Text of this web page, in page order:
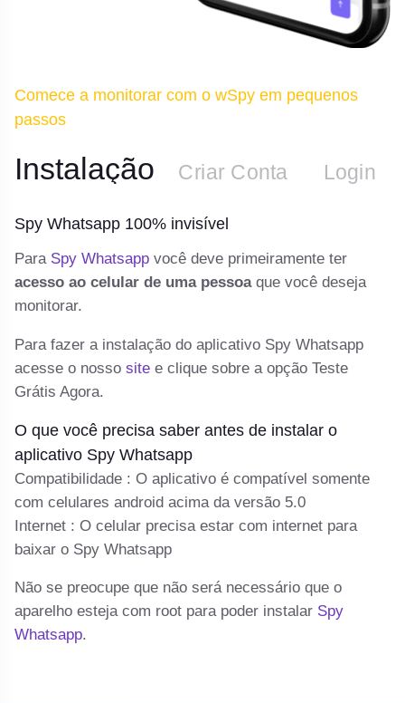
Comece a monitorar com o wSpy em pequenos
passos
Instalação Criar Conta Login
Spy Whatsapp 100% invisível
Para Spy Whatsapp você deve primeiramente ter
acesso ao celular de uma pessoaque você deseja
monitorar.
Para fazer a instalação do aplicativo Spy Whatsapp
acesse o nossosite e clique sobre a opção Teste
Grátis Agora.
O que você precisa saber antes de instalar o
aplicativo Spy Whatsapp
Compatibilidade : O aplicativo é compatível somente
com celulares android acima da versão 5.0
Internet : O celular precisa estar com internet para
baixar o Spy Whatsapp
Não se preocupe que não será necessário que o
aparelho esteja com root para poder instalar Spy
Whatsapp.